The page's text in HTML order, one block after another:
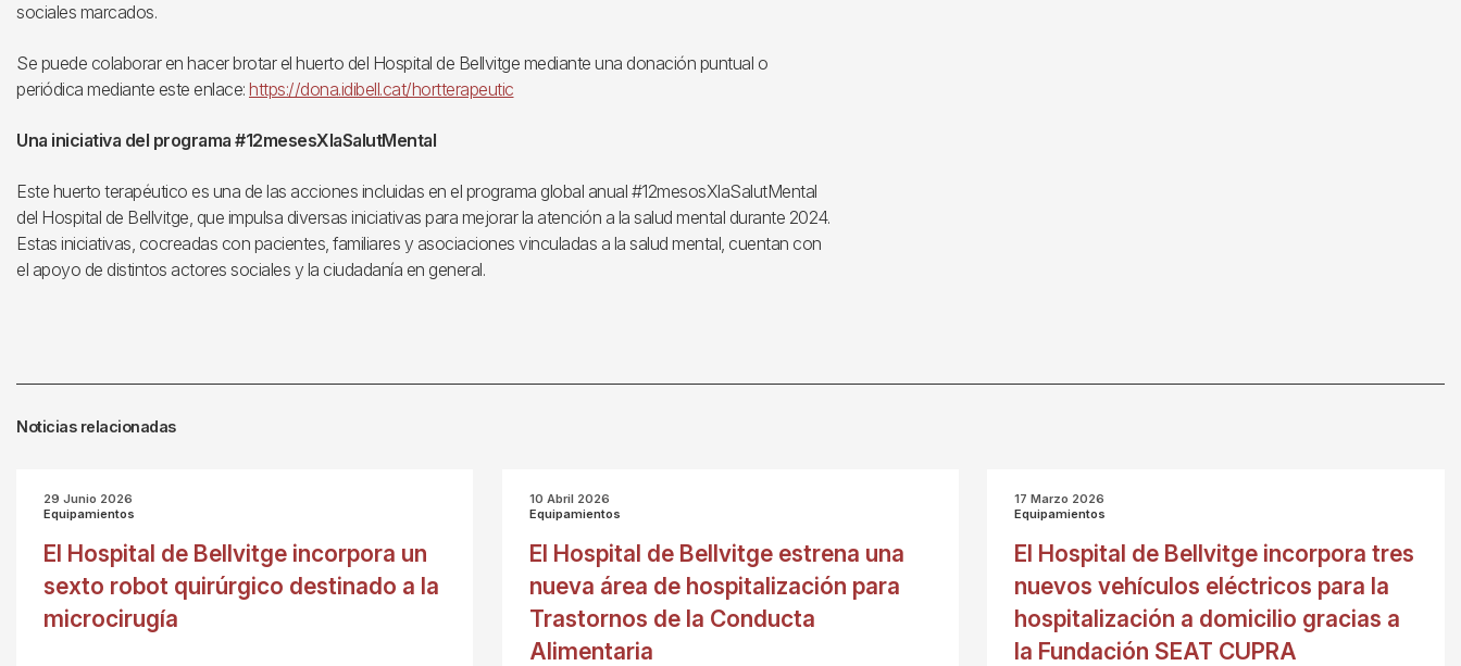
sociales marcados.
Se puede colaborar en hacer brotar el huerto del Hospital de Bellvitge mediante una donación puntual o
periódica mediante este enlace: https://dona.idibell.cat/hortterapeutic
Una iniciativa del programa #12mesesXlaSalutMental
Este huerto terapéutico es una de las acciones incluidas en el programa global anual #12mesosXlaSalutMental
del Hospital de Bellvitge, que impulsa diversas iniciativas para mejorar la atención a la salud mental durante 2024.
Estas iniciativas, cocreadas con pacientes, familiares y asociaciones vinculadas a la salud mental, cuentan con
el apoyo de distintos actores sociales y la ciudadanía en general.
Noticias relacionadas
29 Junio 2026
Equipamientos
El Hospital de Bellvitge incorpora un
sexto robot quirúrgico destinado a la
microcirugía
10 Abril 2026
Equipamientos
El Hospital de Bellvitge estrena una
nueva área de hospitalización para
Trastornos de la Conducta
Alimentaria
17 Marzo 2026
Equipamientos
El Hospital de Bellvitge incorpora tres
nuevos vehículos eléctricos para la
hospitalización a domicilio gracias a
la Fundación SEAT CUPRA